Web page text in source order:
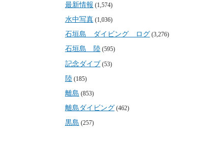
最新情報 (1,574)
水中写真(1,036)
石垣島 ダイビング ログ (3,276)
石垣島 陸(595)
記念ダイブ (53)
陸(185)
離島 (853)
離島ダイビング (462)
黒島 (257)